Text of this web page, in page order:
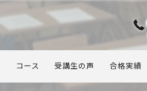
コース 受講生の声 合格実績